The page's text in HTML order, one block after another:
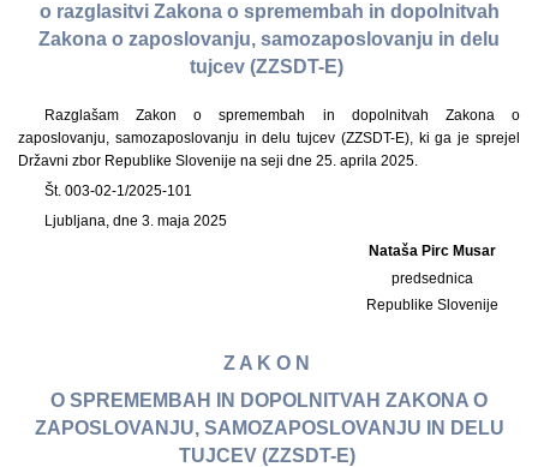
o razglasitvi Zakona o spremembah in dopolnitvah
Zakona o zaposlovanju, samozaposlovanju in delu
tujcev (ZZSDT-E)
Razglašam Zakon o spremembah in dopolnitvah Zakona o
zaposlovanju, samozaposlovanju in delu tujcev (ZZSDT-E), ki ga je sprejel
Državni zbor Republike Slovenije na seji dne 25. aprila 2025.
Št. 003-02-1/2025-101
Ljubljana, dne 3. maja 2025
Nataša Pirc Musar
predsednica
Republike Slovenije
Z A K O N
O SPREMEMBAH IN DOPOLNITVAH ZAKONA O
ZAPOSLOVANJU, SAMOZAPOSLOVANJU IN DELU
TUJCEV (ZZSDT-E)